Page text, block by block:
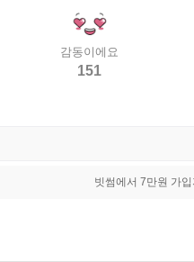
감동이에요
151
빗썸에서 7만원 가